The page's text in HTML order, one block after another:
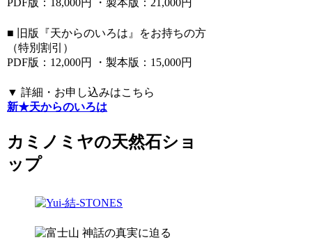
PDF版：18,000円 ・製本版：21,000円
■ 旧版『天からのいろは』をお持ちの方
（特別割引）
PDF版：12,000円 ・製本版：15,000円
▼ 詳細・お申し込みはこちら
新★天からのいろは
カミノミヤの天然石ショ
ップ
神話の真実に迫る